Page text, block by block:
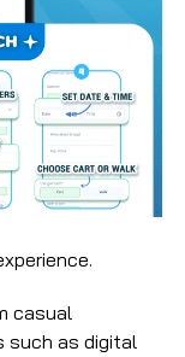
casual
such as digital